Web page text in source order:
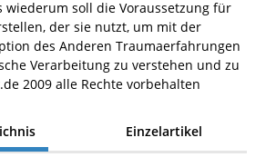
wiederum soll die Voraussetzung für
der sie nutzt, um mit der
des Anderen Traumaerfahrungen
Verarbeitung zu verstehen und zu
2009 alle Rechte vorbehalten
Einzelartikel